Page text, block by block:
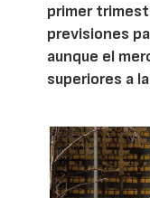
primer
previsiones
aunque el
superiores a